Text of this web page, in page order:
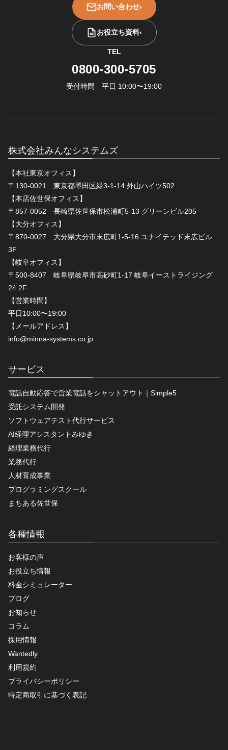
お問い合わせ›
お役立ち資料›
TEL
0800-300-5705
受付時間 平日 10:00〜19:00
株式会社みんなシステムズ
【本社東京オフィス】
〒130-0021 東京都墨田区緑3-1-14 外山ハイツ502
【本店佐世保オフィス】
〒857-0052 長崎県佐世保市松浦町5-13 グリーンビル205
【大分オフィス】
〒870-0027 大分県大分市末広町1-5-16 ユナイテッド末広ビル
3F
【岐阜オフィス】
〒500-8407 岐阜県岐阜市高砂町1-17 岐阜イーストライジング
24 2F
【営業時間】
平日10:00〜19:00
【メールアドレス】
info@minna-systems.co.jp
サービス
電話自動応答で営業電話をシャットアウト｜Simple5
受託システム開発
ソフトウェアテスト代行サービス
AI経理アシスタントみゆき
経理業務代行
業務代行
人材育成事業
プログラミングスクール
まちある佐世保
各種情報
お客様の声
お役立ち情報
料金シミュレーター
ブログ
お知らせ
コラム
採用情報
Wantedly
利用規約
プライバシーポリシー
特定商取引に基づく表記